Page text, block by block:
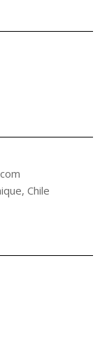
Chile